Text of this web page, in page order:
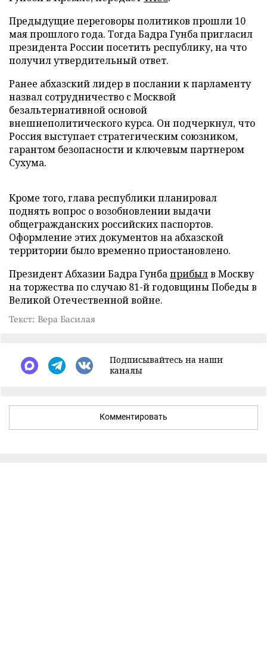
Предыдущие переговоры политиков прошли 10
мая прошлого года. Тогда Бадра Гунба пригласил
президента России посетить республику, на что
получил утвердительный ответ.
Ранее абхазский лидер в послании к парламенту
назвал сотрудничество с Москвой
безальтернативной основой
внешнеполитического курса. Он подчеркнул, что
Россия выступает стратегическим союзником,
гарантом безопасности и ключевым партнером
Сухума.
Кроме того, глава республики планировал
поднять вопрос о возобновлении выдачи
общегражданских российских паспортов.
Оформление этих документов на абхазской
территории было временно приостановлено.
Президент Абхазии Бадра Гунбаприбылв Москву
на торжества по случаю 81-й годовщины Победы в
Великой Отечественной войне.
Текст: Вера Басилая
Подписывайтесь на наши
каналы
Комментировать